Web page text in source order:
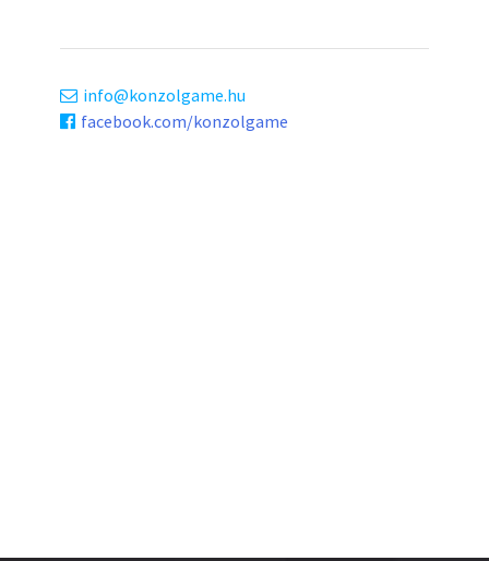
info
konzolgame.hu
facebook.com/konzolgame